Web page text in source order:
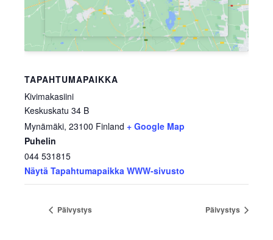
TAPAHTUMAPAIKKA
Kivimakasiini
Keskuskatu 34 B
Mynämäki, 23100 Finland + Google Map
Puhelin
044 531815
Näytä Tapahtumapaikka WWW-sivusto
Päivystys Päivystys